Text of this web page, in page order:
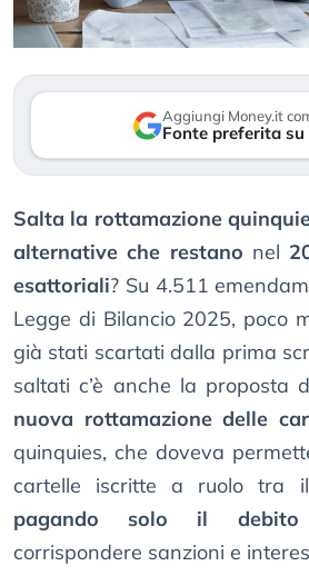
Aggiungi Money.it
Fonte preferita su
Salta la rottamazione
alternative che restano nel
esattoriali? Su 4.511
Legge di Bilancio 2025, poco
già stati scartati dalla prima
saltati c’è anche la proposta
nuova rottamazione delle
quinquies, che doveva
cartelle iscritte a ruolo tra
pagando solo il debito
corrispondere sanzioni e